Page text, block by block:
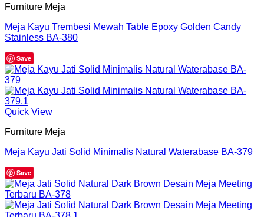
Furniture Meja
Meja Kayu Trembesi Mewah Table Epoxy Golden Candy
Stainless BA-380
Save
Quick View
Furniture Meja
Meja Kayu Jati Solid Minimalis Natural Waterabase BA-379
Save